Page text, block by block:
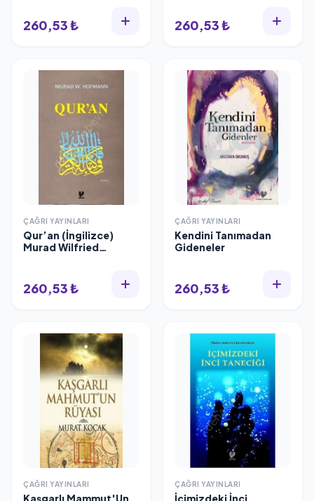
260,53 ₺ 260,53 ₺
ÇAĞRI YAYINLARI
Qur’an (İngilizce)
Murad Wilfried
260,53 ₺
ÇAĞRI YAYINLARI
Kendini Tanımadan
Gideneler
260,53 ₺
ÇAĞRI YAYINLARI
Kaşgarlı Mammut'Un
ÇAĞRI YAYINLARI
İçimizdeki İnci